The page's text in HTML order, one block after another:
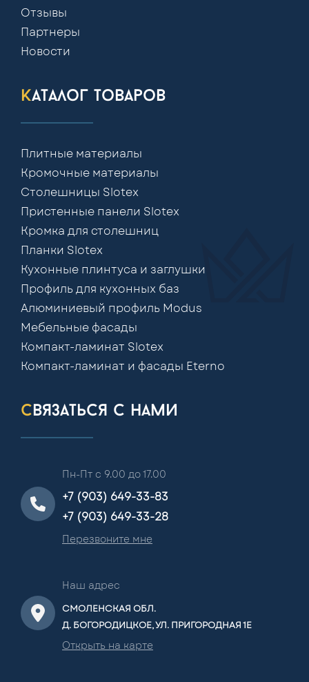
Отзывы
Партнеры
Новости
каталог товаров
Плитные материалы
Кромочные материалы
Столешницы Slotex
Пристенные панели Slotex
Кромка для столешниц
Планки Slotex
Кухонные плинтуса и заглушки
Профиль для кухонных баз
Алюминиевый профиль Modus
Мебельные фасады
Компакт-ламинат Slotex
Компакт-ламинат и фасады Eterno
связаться с нами
Пн-Пт с 9.00 до 17.00
+7 (903) 649-33-83
+7 (903) 649-33-28
Перезвоните мне
Наш адрес
СМОЛЕНСКАЯ ОБЛ.
Д. БОГОРОДИЦКОЕ, УЛ. ПРИГОРОДНАЯ 1Е
Открыть на карте